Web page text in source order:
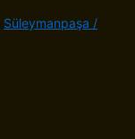
Süleymanpaşa /